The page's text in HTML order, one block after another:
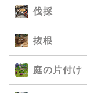
伐採
抜根
庭の⽚付け